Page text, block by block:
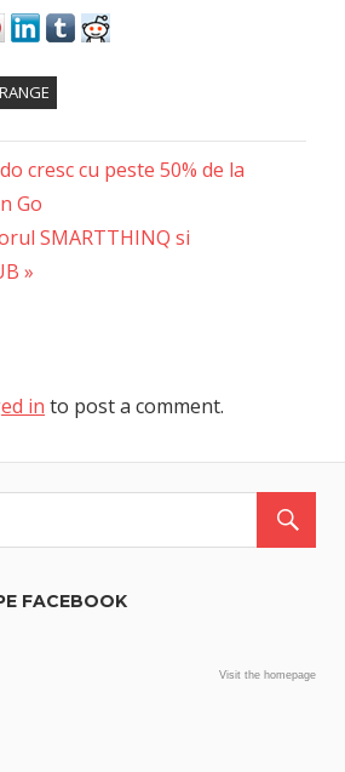
cresc cu peste 50% de la
Go
SMARTTHINQ si
in to post a comment.
FACEBOOK
Visit the homepage